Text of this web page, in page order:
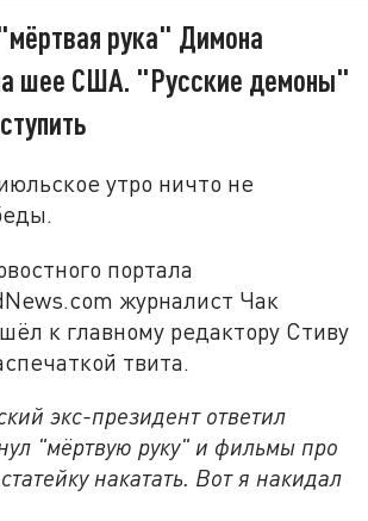
рука" Димона
шее США. "Русские демоны"
утро ничто не
портала
журналист Чак
к главному редактору Стиву
твита.
экс-президент ответил
"мёртвую руку" и фильмы про
накатать. Вот я накидал